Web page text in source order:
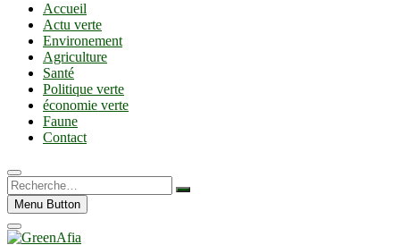
Accueil
Actu verte
Environement
Agriculture
Santé
Politique verte
économie verte
Faune
Contact
Recherche…
Menu Button